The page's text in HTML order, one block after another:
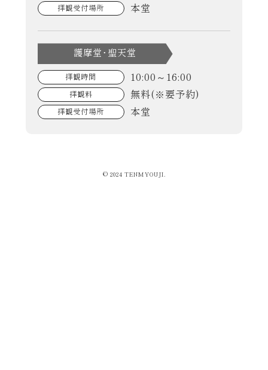
拝観受付場所 本堂
護摩堂･聖天堂
拝観時間 10:00～16:00
拝観料 無料(※要予約)
拝観受付場所 本堂
© 2024 TENMYOUJI.